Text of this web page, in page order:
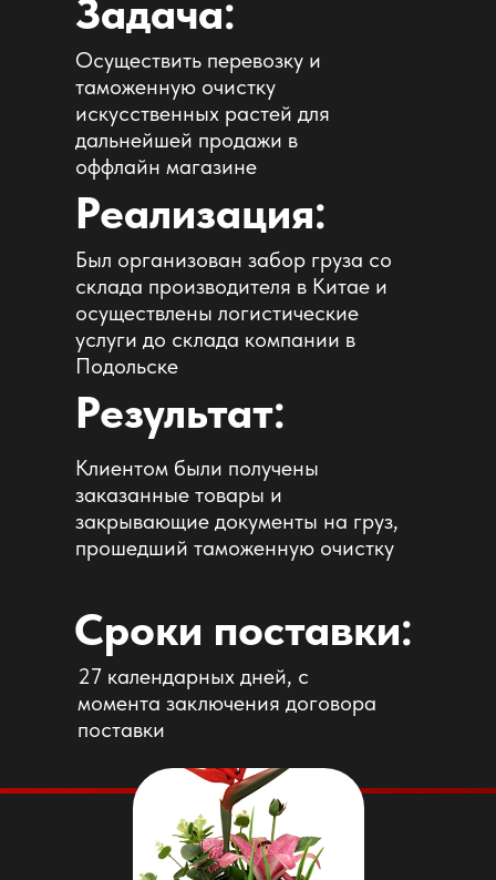
Задача:
Реализация:
Результат:
Сроки поставки:
27 календарных дней, с
момента заключения договора
поставки
Осуществить перевозку и
таможенную очистку
искусственных растей для
дальнейшей продажи в
оффлайн магазине
Был организован забор груза со
склада производителя в Китае и
осуществлены логистические
услуги до склада компании в
Подольске
Клиентом были получены
заказанные товары и
закрывающие документы на груз,
прошедший таможенную очистку